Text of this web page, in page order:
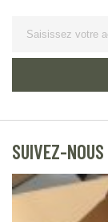
SUIVEZ-NOUS